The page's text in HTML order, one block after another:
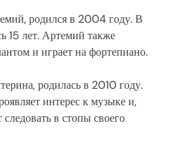
родился в 2004 году. В
15 лет. Артемий также
и играет на фортепиано.
родилась в 2010 году.
интерес к музыке и,
в стопы своего